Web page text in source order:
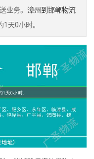
业务。 漳州到邯郸物流
天0小时。